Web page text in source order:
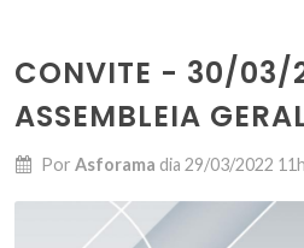
CONVITE - 30/03/
ASSEMBLEIA
Por Asforama dia 29/03/2022